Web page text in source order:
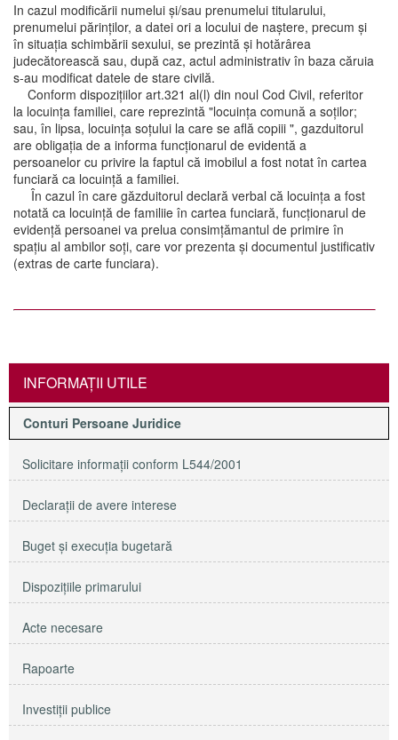
In cazul modificării numelui și/sau prenumelui titularului,
prenumelui părinților, a datei ori a locului de naștere, precum și
în situația schimbării sexului, se prezintă și hotărârea
judecătorească sau, după caz, actul administrativ în baza căruia
s-au modificat datele de stare civilă.
Conform dispozițiilor art.321 al(l) din noul Cod Civil, referitor
la locuința familiei, care reprezintă "locuința comună a soților;
sau, în lipsa, locuința soțului la care se află copiii ", gazduitorul
are obligația de a informa funcționarul de evidentă a
persoanelor cu privire la faptul că imobilul a fost notat în cartea
funciară ca locuință a familiei.
În cazul în care găzduitorul declară verbal că locuința a fost
notată ca locuință de familiie în cartea funciară, funcționarul de
evidență persoanei va prelua consimțămantul de primire în
spațiu al ambilor soți, care vor prezenta și documentul justificativ
(extras de carte funciara).
INFORMAŢII UTILE
Conturi Persoane Juridice
Solicitare informaţii conform L544/2001
Declaraţii de avere interese
Buget şi execuţia bugetară
Dispoziţiile primarului
Acte necesare
Rapoarte
Investiţii publice